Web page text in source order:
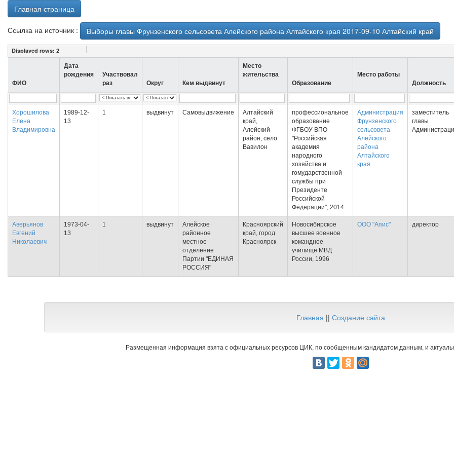
Главная страница
Ссылка на источник : Выборы главы Фрунзенского сельсовета Алейского района Алтайского края 2017-09-10 Алтайский край
Displayed rows: 2
ФИО
Дата
рождения
Участвовал
раз
Округ Кем выдвинут
Место
жительства
Образование
Место работы
Должность
Хорошилова
Елена
Владимировна
1989-12-
13
1 выдвинут Самовыдвижение
Алтайский
край,
Алейский
район, село
Вавилон
профессиональное
образование
ФГБОУ ВПО
"Российская
академия
народного
хозяйства и
гомударственной
службы при
Президенте
Российской
Федерации", 2014
Администрация
Фрунзенского
сельсовета
Алейского
района
Алтайского
края
заместитель
главы
Аверьянов
Евгений
Николаевич
1973-04-
13
1 выдвинут
Алейское
районное
местное
отделение
Партии "ЕДИНАЯ
РОССИЯ"
Красноярский
край, город
Красноярск
Новосибирское
высшее военное
командное
училище МВД
России, 1996
ООО "Апис" директор
Главная || Создание сайта
Размещенная информация взята с официальных ресурсов ЦИК, по сообщенным кандидатом данным, и